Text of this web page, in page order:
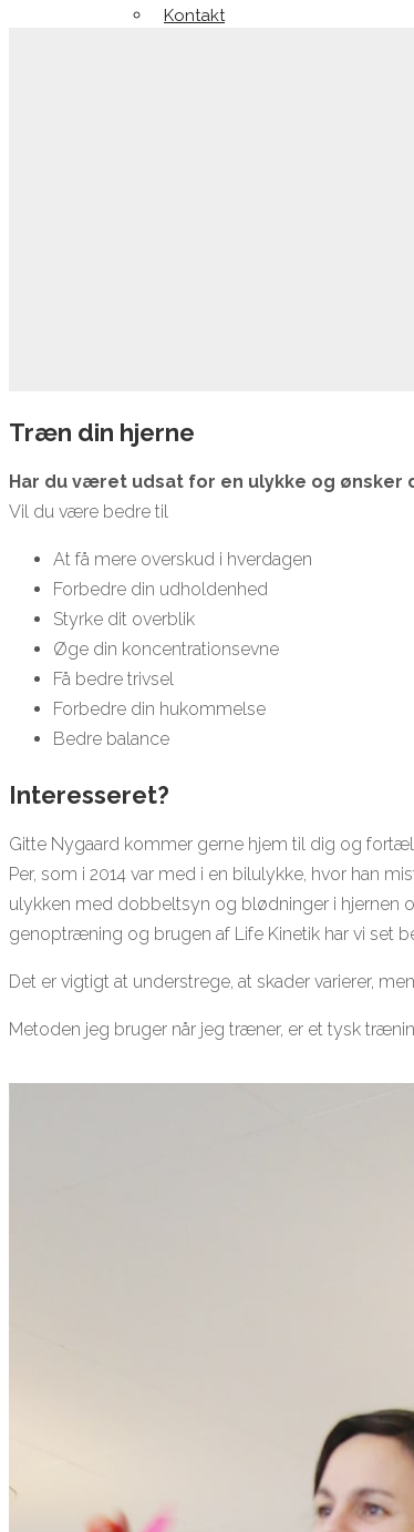
Kontakt
Træn din hjerne
Har du været udsat for en ulykke og
Vil du være bedre til
At få mere overskud i hverdagen
Forbedre din udholdenhed
Styrke dit overblik
Øge din koncentrationsevne
Få bedre trivsel
Forbedre din hukommelse
Bedre balance
Interesseret?
Gitte Nygaard kommer gerne hjem til dig og
Per, som i 2014 var med i en bilulykke, hvor han
ulykken med dobbeltsyn og blødninger i hjernen
genoptræning og brugen af Life Kinetik har vi set
Det er vigtigt at understrege, at skader varierer,
Metoden jeg bruger når jeg træner, er et tysk